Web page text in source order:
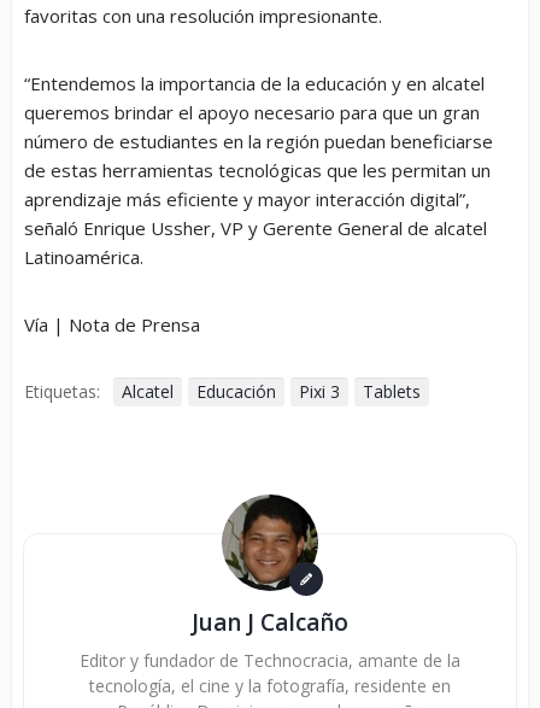
favoritas con una resolución impresionante.
“Entendemos la importancia de la educación y en alcatel
queremos brindar el apoyo necesario para que un gran
número de estudiantes en la región puedan beneficiarse
de estas herramientas tecnológicas que les permitan un
aprendizaje más eficiente y mayor interacción digital”,
señaló Enrique Ussher, VP y Gerente General de alcatel
Latinoamérica.
Vía | Nota de Prensa
Etiquetas: Alcatel Educación Pixi 3 Tablets
Juan J Calcaño
Editor y fundador de Technocracia, amante de la
tecnología, el cine y la fotografía, residente en